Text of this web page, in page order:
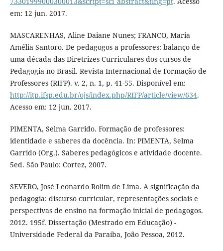
em: 12 jun. 2017.
MASCARENHAS, Aline Daiane Nunes; FRANCO, Maria
Amélia Santoro. De pedagogos a professores: balanço de
uma década das Diretrizes Curriculares dos cursos de
Pedagogia no Brasil. Revista Internacional de Formação de
Professores (RIFP). v. 2, n. 1, p. 41-55. Disponível em:
http://itp.ifsp.edu.br/ojs/index.php/RIFP/article/view/634.
Acesso em: 12 jun. 2017.
PIMENTA, Selma Garrido. Formação de professores:
identidade e saberes da docência. In: PIMENTA, Selma
Garrido (Org.). Saberes pedagógicos e atividade docente.
5ed. São Paulo: Cortez, 2007.
SEVERO, José Leonardo Rolim de Lima. A significação da
pedagogia: discurso curricular, representações sociais e
perspectivas de ensino na formação inicial de pedagogos.
2012. 195f. Dissertação (Mestrado em Educação) -
Universidade Federal da Paraíba, João Pessoa, 2012.